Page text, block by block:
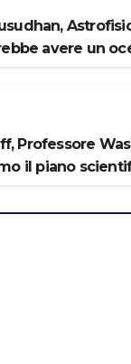
avere un
Professore
il piano